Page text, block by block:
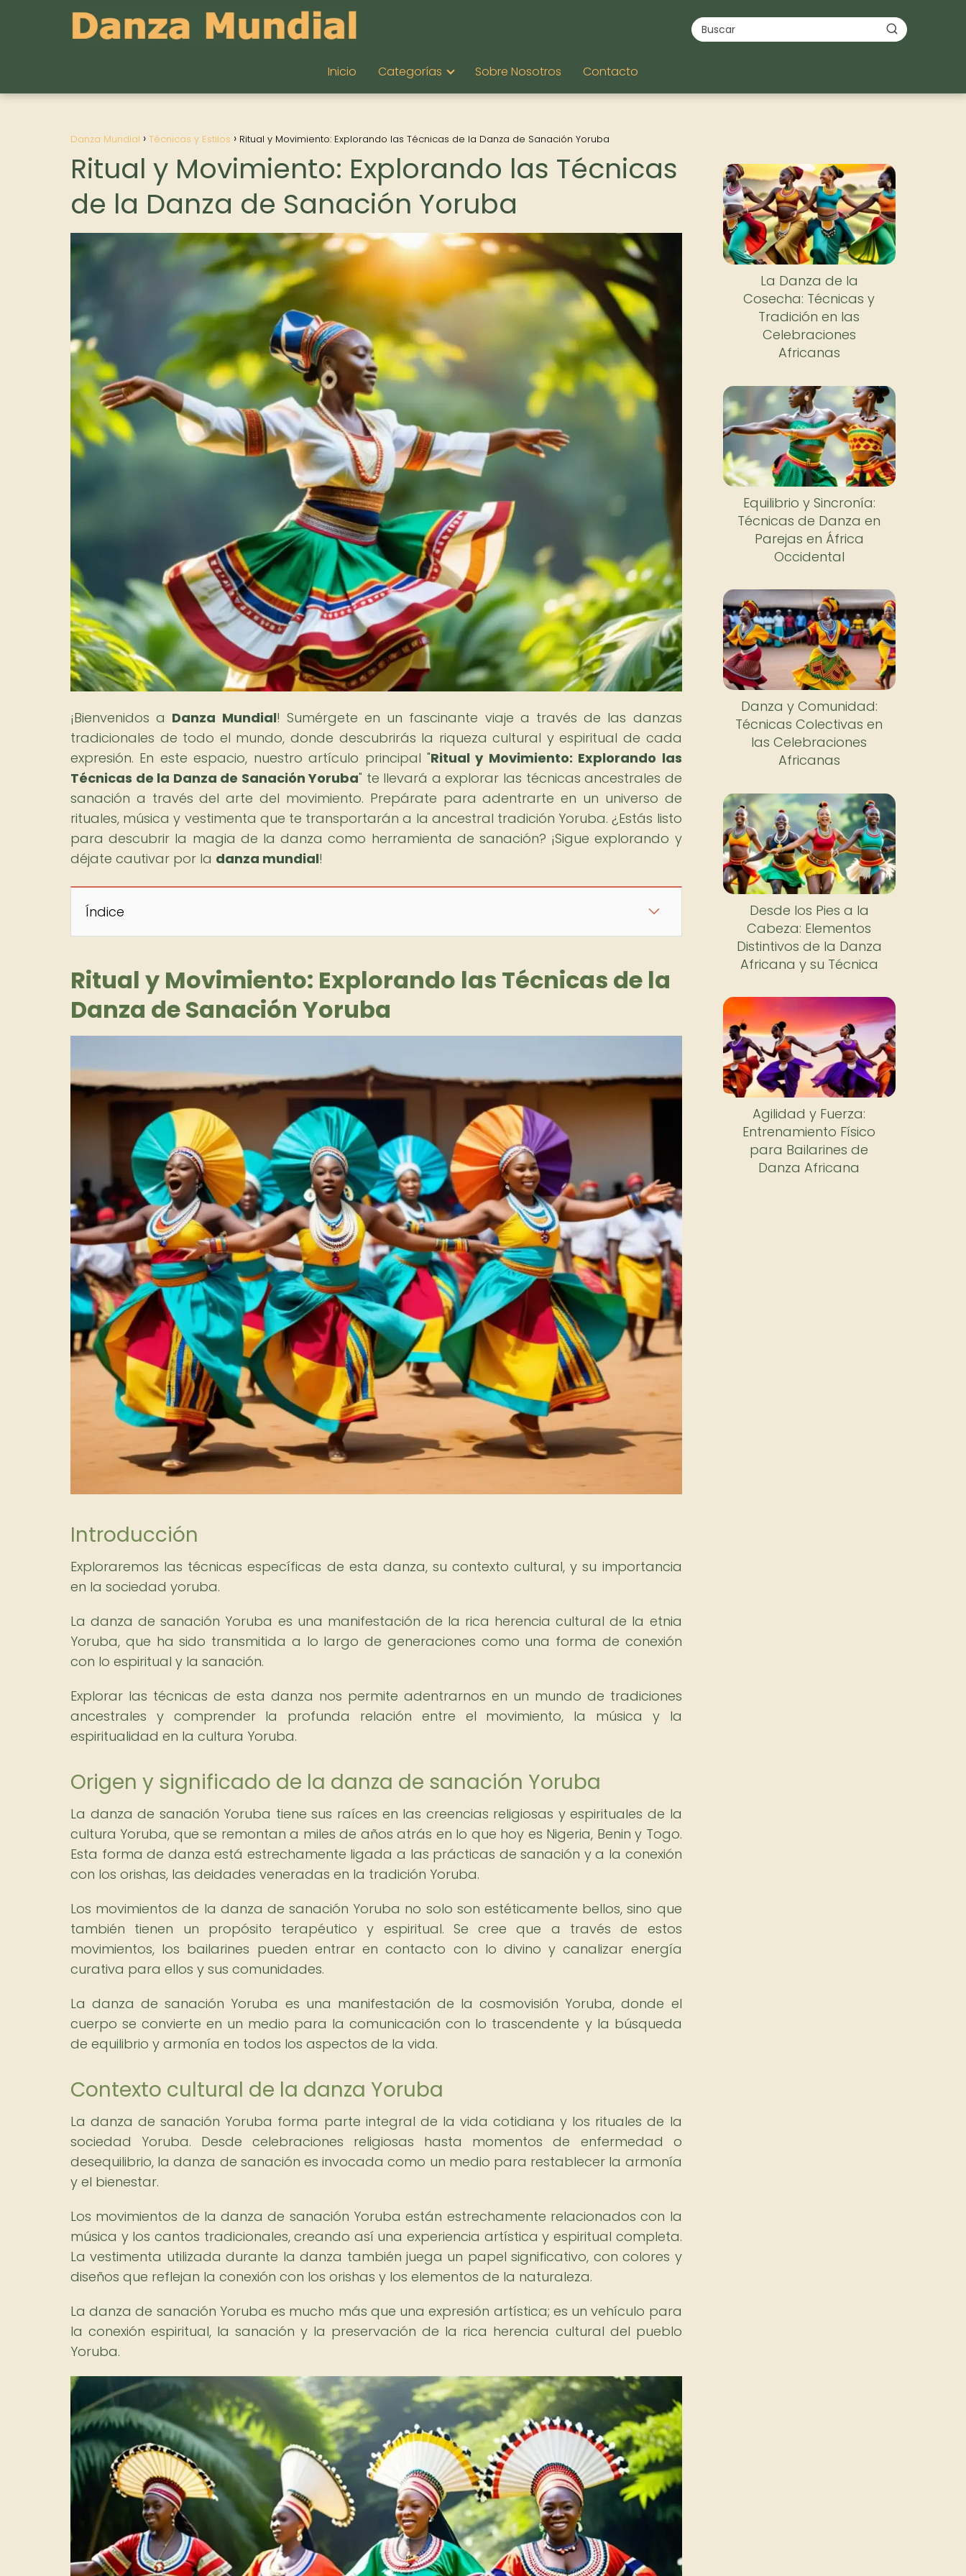
Inicio Categorías Sobre Nosotros Contacto
Danza Mundial Técnicas y Estilos Ritual y Movimiento: Explorando las Técnicas de la Danza de Sanación Yoruba
Ritual y Movimiento: Explorando las Técnicas
de la Danza de Sanación Yoruba
¡Bienvenidos a Danza Mundial! Sumérgete en un fascinante viaje a través de las danzas
tradicionales de todo el mundo, donde descubrirás la riqueza cultural y espiritual de cada
expresión. En este espacio, nuestro artículo principal "Ritual y Movimiento: Explorando las
Técnicas de la Danza de Sanación Yoruba" te llevará a explorar las técnicas ancestrales de
sanación a través del arte del movimiento. Prepárate para adentrarte en un universo de
rituales, música y vestimenta que te transportarán a la ancestral tradición Yoruba. ¿Estás listo
para descubrir la magia de la danza como herramienta de sanación? ¡Sigue explorando y
déjate cautivar por la danza mundial!
Índice
Ritual y Movimiento: Explorando las Técnicas de la
Danza de Sanación Yoruba
Introducción
Exploraremos las técnicas específicas de esta danza, su contexto cultural, y su importancia
en la sociedad yoruba.
La danza de sanación Yoruba es una manifestación de la rica herencia cultural de la etnia
Yoruba, que ha sido transmitida a lo largo de generaciones como una forma de conexión
con lo espiritual y la sanación.
Explorar las técnicas de esta danza nos permite adentrarnos en un mundo de tradiciones
ancestrales y comprender la profunda relación entre el movimiento, la música y la
espiritualidad en la cultura Yoruba.
Origen y significado de la danza de sanación Yoruba
La danza de sanación Yoruba tiene sus raíces en las creencias religiosas y espirituales de la
cultura Yoruba, que se remontan a miles de años atrás en lo que hoy es Nigeria, Benin y Togo.
Esta forma de danza está estrechamente ligada a las prácticas de sanación y a la conexión
con los orishas, las deidades veneradas en la tradición Yoruba.
Los movimientos de la danza de sanación Yoruba no solo son estéticamente bellos, sino que
también tienen un propósito terapéutico y espiritual. Se cree que a través de estos
movimientos, los bailarines pueden entrar en contacto con lo divino y canalizar energía
curativa para ellos y sus comunidades.
La danza de sanación Yoruba es una manifestación de la cosmovisión Yoruba, donde el
cuerpo se convierte en un medio para la comunicación con lo trascendente y la búsqueda
de equilibrio y armonía en todos los aspectos de la vida.
Contexto cultural de la danza Yoruba
La danza de sanación Yoruba forma parte integral de la vida cotidiana y los rituales de la
sociedad Yoruba. Desde celebraciones religiosas hasta momentos de enfermedad o
desequilibrio, la danza de sanación es invocada como un medio para restablecer la armonía
y el bienestar.
Los movimientos de la danza de sanación Yoruba están estrechamente relacionados con la
música y los cantos tradicionales, creando así una experiencia artística y espiritual completa.
La vestimenta utilizada durante la danza también juega un papel significativo, con colores y
diseños que reflejan la conexión con los orishas y los elementos de la naturaleza.
La danza de sanación Yoruba es mucho más que una expresión artística; es un vehículo para
la conexión espiritual, la sanación y la preservación de la rica herencia cultural del pueblo
Yoruba.
La Danza de la
Cosecha: Técnicas y
Tradición en las
Celebraciones
Africanas
Equilibrio y Sincronía:
Técnicas de Danza en
Parejas en África
Occidental
Danza y Comunidad:
Técnicas Colectivas en
las Celebraciones
Africanas
Desde los Pies a la
Cabeza: Elementos
Distintivos de la Danza
Africana y su Técnica
Agilidad y Fuerza:
Entrenamiento Físico
para Bailarines de
Danza Africana